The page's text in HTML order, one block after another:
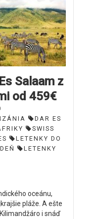
Salaam z
od 459€
DAR ES
SWISS
LETENKY DO
LETENKY
oceánu,
pláže. A ešte
i snáď